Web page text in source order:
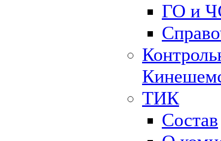
ГО и
ТИК
Состав